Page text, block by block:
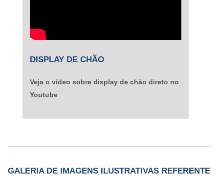
DISPLAY DE CHÃO
Veja o vídeo sobre display de chão direto no
Youtube
GALERIA DE IMAGENS ILUSTRATIVAS REFERENTE